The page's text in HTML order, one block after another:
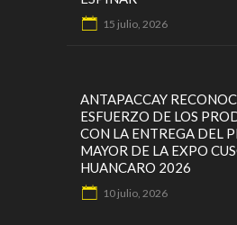
15 julio, 2026
ANTAPACCAY
ESFUERZO DE LOS
CON LA ENTREGA DEL
MAYOR DE LA EXPO
HUANCARO 2026
10 julio, 2026